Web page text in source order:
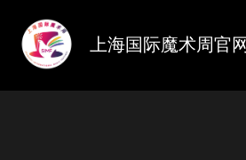
上海国际魔术周官